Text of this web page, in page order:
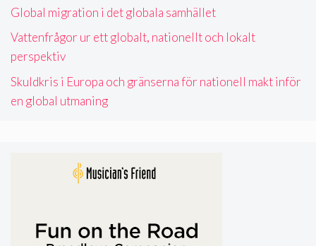
Global migration i det globala samhället
Vattenfrågor ur ett globalt, nationellt och lokalt
perspektiv
Skuldkris i Europa och gränserna för nationell makt inför
en global utmaning